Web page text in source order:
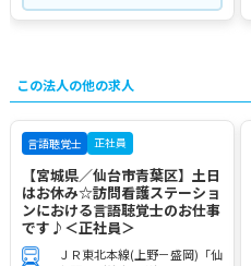
この法人の他の求人
言語聴覚士 正社員
【宮城県／仙台市青葉区】土日
はお休み☆訪問看護ステーショ
ンにおける言語聴覚士のお仕事
です♪＜正社員＞
ＪＲ東北本線(上野－盛岡)「仙